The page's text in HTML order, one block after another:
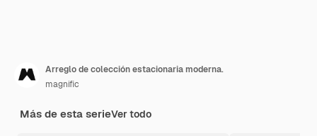
Arreglo de colección estacionaria moderna.
magnific
Más de esta serieVer todo